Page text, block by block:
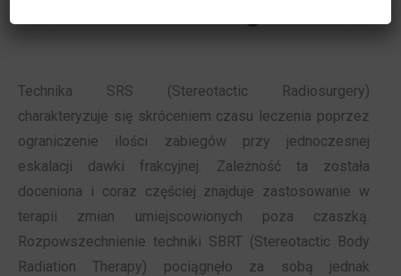
Technika SRS (Stereotactic Radiosurgery)
charakteryzuje się skróceniem czasu leczenia poprzez
ograniczenie ilości zabiegów przy jednoczesnej
eskalacji dawki frakcyjnej. Zależność ta została
doceniona i coraz częściej znajduje zastosowanie w
terapii zmian umiejscowionych poza czaszką.
Rozpowszechnienie techniki SBRT (Stereotactic Body
Radiation Therapy) pociągnęło za sobą jednak